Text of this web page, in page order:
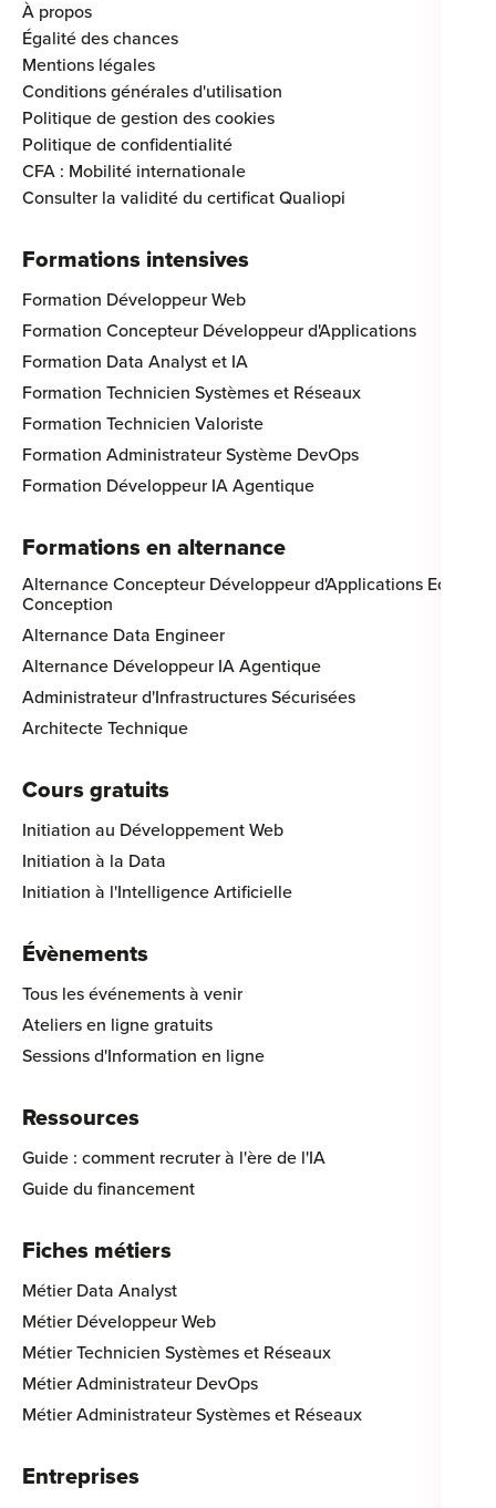
À propos
Égalité des chances
Mentions légales
Conditions générales d'utilisation
Politique de gestion des cookies
Politique de confidentialité
CFA : Mobilité internationale
Consulter la validité du certificat Qualiopi
Formations intensives
Formation Développeur Web
Formation Concepteur Développeur d'Applications
Formation Data Analyst et IA
Formation Technicien Systèmes et Réseaux
Formation Technicien Valoriste
Formation Administrateur Système DevOps
Formation Développeur IA Agentique
Formations en alternance
Alternance Concepteur Développeur d'Applications Eco-
Conception
Alternance Data Engineer
Alternance Développeur IA Agentique
Administrateur d'Infrastructures Sécurisées
Architecte Technique
Cours gratuits
Initiation au Développement Web
Initiation à la Data
Initiation à l'Intelligence Artificielle
Évènements
Tous les événements à venir
Ateliers en ligne gratuits
Sessions d'Information en ligne
Ressources
Guide : comment recruter à l'ère de l'IA
Guide du financement
Fiches métiers
Métier Data Analyst
Métier Développeur Web
Métier Technicien Systèmes et Réseaux
Métier Administrateur DevOps
Métier Administrateur Systèmes et Réseaux
Entreprises